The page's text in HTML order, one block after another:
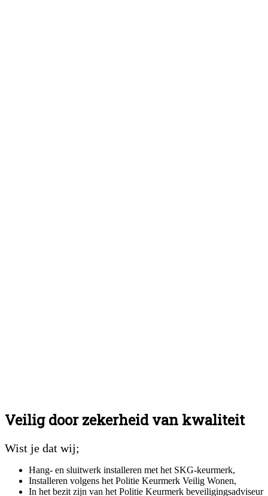
Veilig door zekerheid van kwaliteit
Wist je dat wij;
Hang- en sluitwerk installeren met het SKG-keurmerk,
Installeren volgens het Politie Keurmerk Veilig Wonen,
In het bezit zijn van het Politie Keurmerk beveiligingsadviseur